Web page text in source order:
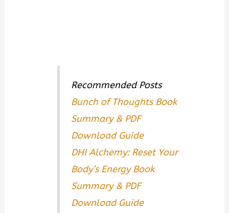
Recommended Posts
Bunch of Thoughts Book
Summary & PDF
Download Guide
DHI Alchemy: Reset Your
Body’s Energy Book
Summary & PDF
Download Guide